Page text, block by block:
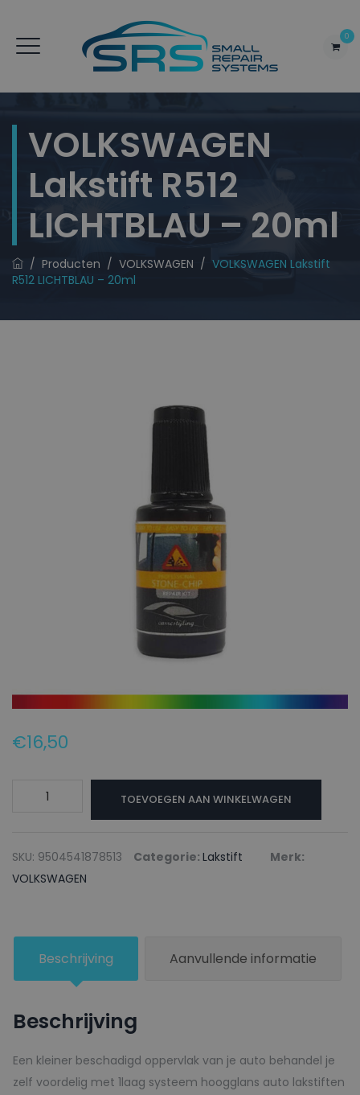
0
VOLKSWAGEN
Lakstift R512
LICHTBLAU – 20ml
/ Producten / VOLKSWAGEN / VOLKSWAGEN Lakstift
R512 LICHTBLAU – 20ml
€16,50
VOLKSWAGEN
LICHTBLAU
-
TOEVOEGEN AAN WINKELWAGEN
SKU: 9504541878513 Categorie: Lakstift
Merk:
VOLKSWAGEN
Beschrijving Aanvullende informatie
Beschrijving
Een kleiner beschadigd oppervlak van je auto behandel je
zelf voordelig met 1laag systeem hoogglans auto lakstiften